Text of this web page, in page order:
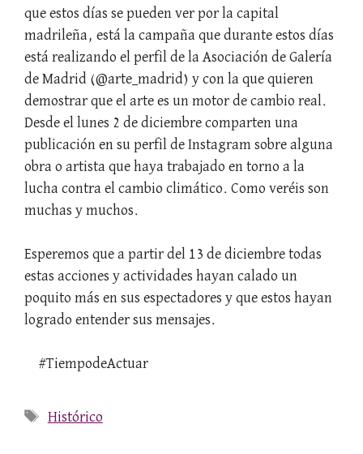
que estos días se pueden ver por la capital
madrileña, está la campaña que durante estos días
está realizando el perfil de la Asociación de Galería
de Madrid (@arte_madrid) y con la que quieren
demostrar que el arte es un motor de cambio real.
Desde el lunes 2 de diciembre comparten una
publicación en su perfil de Instagram sobre alguna
obra o artista que haya trabajado en torno a la
lucha contra el cambio climático. Como veréis son
muchas y muchos.
Esperemos que a partir del 13 de diciembre todas
estas acciones y actividades hayan calado un
poquito más en sus espectadores y que estos hayan
logrado entender sus mensajes.
#TiempodeActuar
Etiquetas
Histórico